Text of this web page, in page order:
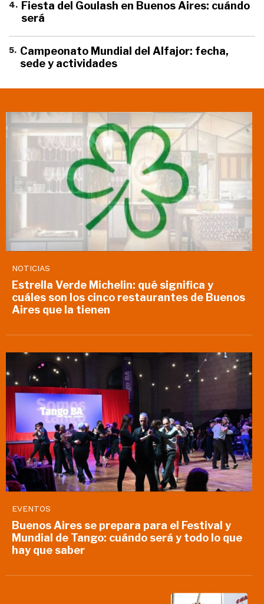
4. Fiesta del Goulash en Buenos Aires: cuándo
será
5. Campeonato Mundial del Alfajor: fecha,
sede y actividades
NOTICIAS
Estrella Verde Michelin: qué significa y
cuáles son los cinco restaurantes de Buenos
Aires que la tienen
EVENTOS
Buenos Aires se prepara para el Festival y
Mundial de Tango: cuándo será y todo lo que
hay que saber